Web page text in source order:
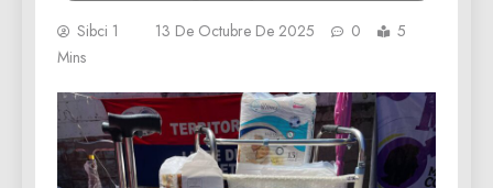
Sibci 1 13 De Octubre De 2025 0
5
Mins